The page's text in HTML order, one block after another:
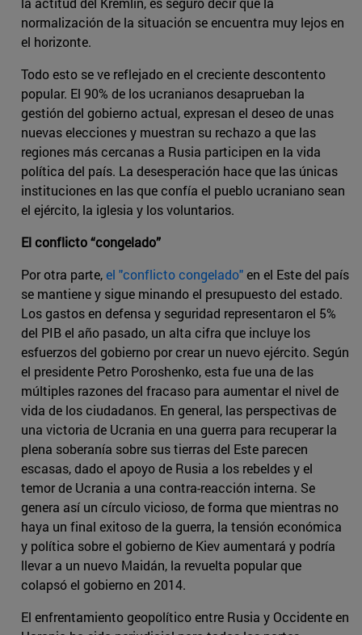
normalización de la situación se encuentra muy lejos en
el horizonte.
Todo esto se ve reflejado en el creciente descontento
popular. El 90% de los ucranianos desaprueban la
gestión del gobierno actual, expresan el deseo de unas
nuevas elecciones y muestran su rechazo a que las
regiones más cercanas a Rusia participen en la vida
política del país. La desesperación hace que las únicas
instituciones en las que confía el pueblo ucraniano sean
el ejército, la iglesia y los voluntarios.
El conflicto “congelado”
Por otra parte,el "conflicto congelado"en el Este del país
se mantiene y sigue minando el presupuesto del estado.
Los gastos en defensa y seguridad representaron el 5%
del PIB el año pasado, un alta cifra que incluye los
esfuerzos del gobierno por crear un nuevo ejército. Según
el presidente Petro Poroshenko, esta fue una de las
múltiples razones del fracaso para aumentar el nivel de
vida de los ciudadanos. En general, las perspectivas de
una victoria de Ucrania en una guerra para recuperar la
plena soberanía sobre sus tierras del Este parecen
escasas, dado el apoyo de Rusia a los rebeldes y el
temor de Ucrania a una contra-reacción interna. Se
genera así un círculo vicioso, de forma que mientras no
haya un final exitoso de la guerra, la tensión económica
y política sobre el gobierno de Kiev aumentará y podría
llevar a un nuevo Maidán, la revuelta popular que
colapsó el gobierno en 2014.
El enfrentamiento geopolítico entre Rusia y Occidente en